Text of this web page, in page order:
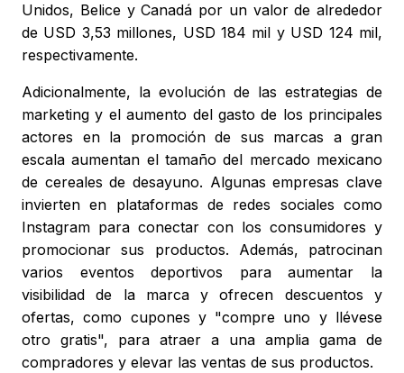
Unidos, Belice y Canadá por un valor de alrededor
de USD 3,53 millones, USD 184 mil y USD 124 mil,
respectivamente.
Adicionalmente, la evolución de las estrategias de
marketing y el aumento del gasto de los principales
actores en la promoción de sus marcas a gran
escala aumentan el tamaño del mercado mexicano
de cereales de desayuno. Algunas empresas clave
invierten en plataformas de redes sociales como
Instagram para conectar con los consumidores y
promocionar sus productos. Además, patrocinan
varios eventos deportivos para aumentar la
visibilidad de la marca y ofrecen descuentos y
ofertas, como cupones y "compre uno y llévese
otro gratis", para atraer a una amplia gama de
compradores y elevar las ventas de sus productos.